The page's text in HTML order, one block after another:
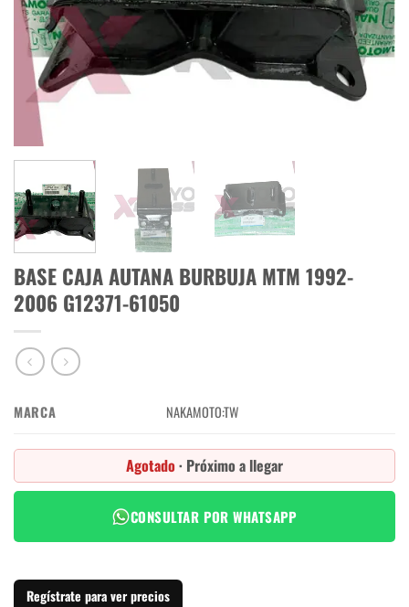
BASE CAJA AUTANA BURBUJA MTM 1992-
2006 G12371-61050
MARCA NAKAMOTO:TW
Agotado · Próximo a llegar
CONSULTAR POR WHATSAPP
Regístrate para ver precios